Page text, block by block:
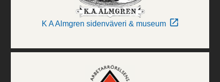
K A Almgren sidenväveri & museum